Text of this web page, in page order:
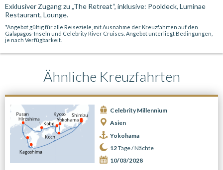
Exklusiver Zugang zu „The Retreat“, inklusive: Pooldeck, Luminae
Restaurant, Lounge.
*Angebot gültig für alle Reiseziele, mit Ausnahme der Kreuzfahrten auf den
Galapagos-Inseln und Celebrity River Cruises. Angebot unterliegt Bedingungen,
je nach Verfügbarkeit.
Ähnliche Kreuzfahrten
Celebrity Millennium
Asien
Yokohama
12Tage /Nächte
10/03/2028